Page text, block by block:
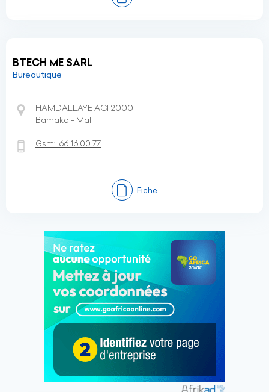
BTECH ME SARL
Bureautique
HAMDALLAYE ACI 2000
Bamako - Mali
Gsm: 66 16 00 77
Fiche